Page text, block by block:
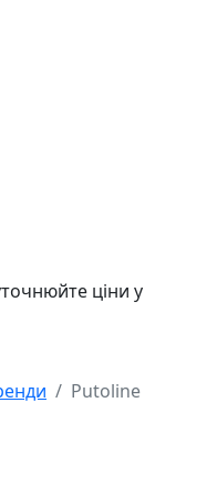
ціни у
Putoline